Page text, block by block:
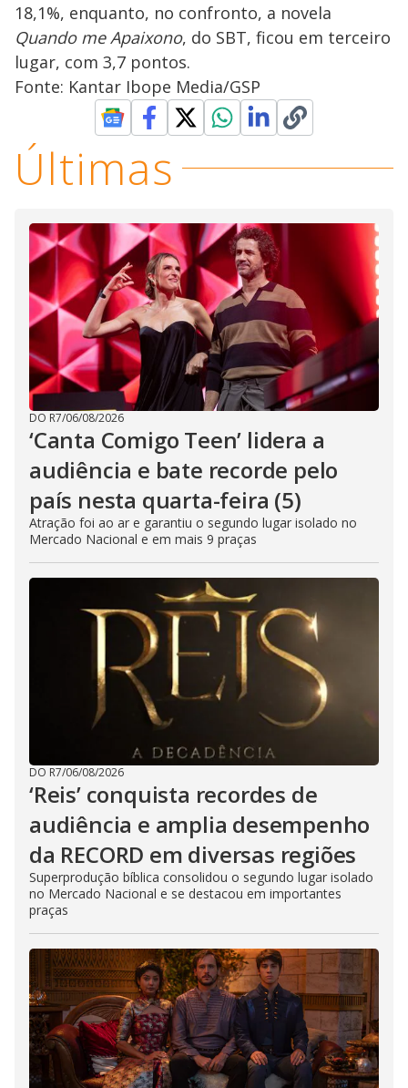
18,1%, enquanto, no confronto, a novela
Quando me Apaixono, do SBT, ficou em terceiro
lugar, com 3,7 pontos.
Fonte: Kantar Ibope Media/GSP
Últimas
DO R7/06/08/2026
‘Canta Comigo Teen’ lidera a
audiência e bate recorde pelo
país nesta quarta-feira (5)
Atração foi ao ar e garantiu o segundo lugar isolado no
Mercado Nacional e em mais 9 praças
DO R7/06/08/2026
‘Reis’ conquista recordes de
audiência e amplia desempenho
da RECORD em diversas regiões
Superprodução bíblica consolidou o segundo lugar isolado
no Mercado Nacional e se destacou em importantes
praças